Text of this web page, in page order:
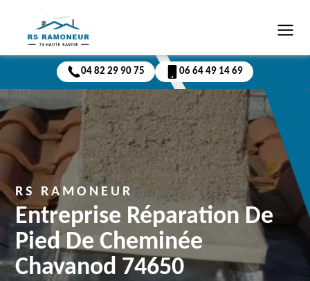
04 82 29 90 75 06 64 49 14 69
RS RAMONEUR
Entreprise Réparation De
Pied De Cheminée
Chavanod 74650